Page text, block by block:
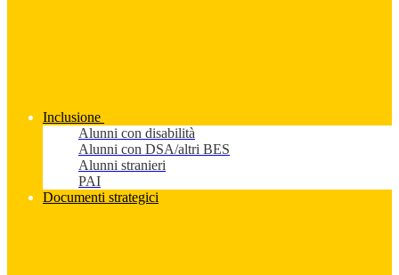
Inclusione
Alunni con disabilità
Alunni con DSA/altri BES
Alunni stranieri
PAI
Documenti strategici